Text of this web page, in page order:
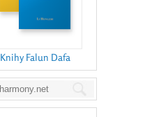
Knihy Falun Dafa